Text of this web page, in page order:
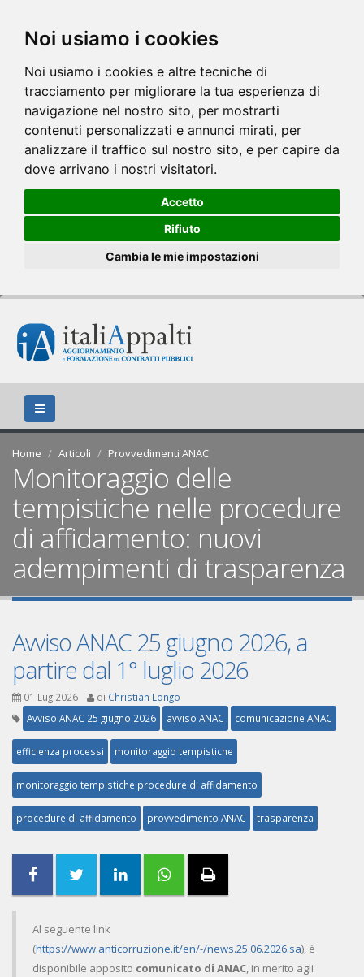
Noi usiamo i cookies
Noi usiamo i cookies e altre tecniche di
tracciamento per migliorare la tua esperienza di
navigazione nel nostro sito, per mostrarti
contenuti personalizzati e annunci mirati, per
analizzare il traffico sul nostro sito, e per capire da
dove arrivano i nostri visitatori.
Accetto
Rifiuto
Cambia le mie impostazioni
Home Articoli Provvedimenti ANAC
Monitoraggio delle
tempistiche nelle procedure
di affidamento: nuovi
adempimenti di trasparenza
Avviso ANAC 25 giugno 2026, a
partire dal 1° luglio 2026
01 Lug 2026 di Christian Longo
Avviso ANAC 25 giugno 2026
avviso ANAC comunicazione ANAC
efficienza processi monitoraggio tempistiche
monitoraggio tempistiche procedure di affidamento
procedure di affidamento provvedimento ANAC trasparenza
Al seguente link
(https://www.anticorruzione.it/en/-/news.25.06.2026.sa), è
disponibile apposito comunicato di ANAC, in merito agli